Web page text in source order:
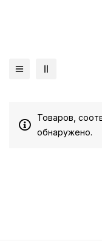
Товаров,
обнаружено.